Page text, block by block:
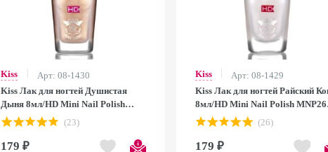
Kiss
Арт: 08-1430
Kiss Лак для ногтей Душистая
Дыня 8мл/HD Mini Nail Polish
MNP27
(23)
179 ₽
Kiss
Арт: 08-1429
Kiss Лак для ногтей Райский
8мл/HD Mini Nail Polish MNP26
MNP26
(26)
179 ₽